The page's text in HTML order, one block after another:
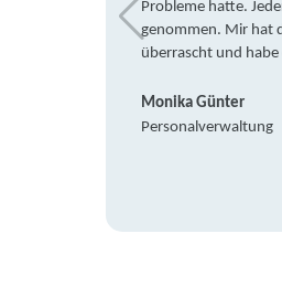
Probleme hatte.
genommen. Mir hat
überrascht und habe
Monika Günter
Personalverwaltung